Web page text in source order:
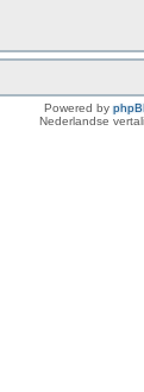
Powered by
Nederlandse